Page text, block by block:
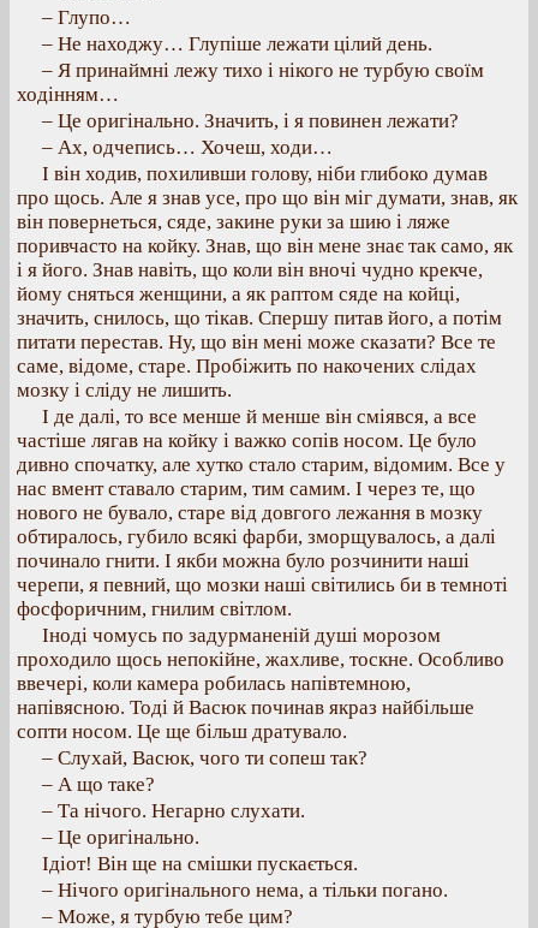
– Глупо…
– Не находжу… Глупіше лежати цілий день.
– Я принаймні лежу тихо і нікого не турбую своїм
ходінням…
– Це оригінально. Значить, і я повинен лежати?
– Ах, одчепись… Хочеш, ходи…
І він ходив, похиливши голову, ніби глибоко думав
про щось. Але я знав усе, про що він міг думати, знав, як
він повернеться, сяде, закине руки за шию і ляже
поривчасто на койку. Знав, що він мене знає так само, як
і я його. Знав навіть, що коли він вночі чудно крекче,
йому сняться женщини, а як раптом сяде на койці,
значить, снилось, що тікав. Спершу питав його, а потім
питати перестав. Ну, що він мені може сказати? Все те
саме, відоме, старе. Пробіжить по накочених слідах
мозку і сліду не лишить.
І де далі, то все менше й менше він сміявся, а все
частіше лягав на койку і важко сопів носом. Це було
дивно спочатку, але хутко стало старим, відомим. Все у
нас вмент ставало старим, тим самим. І через те, що
нового не бувало, старе від довгого лежання в мозку
обтиралось, губило всякі фарби, зморщувалось, а далі
починало гнити. І якби можна було розчинити наші
черепи, я певний, що мозки наші світились би в темноті
фосфоричним, гнилим світлом.
Іноді чомусь по задурманеній душі морозом
проходило щось непокійне, жахливе, тоскне. Особливо
ввечері, коли камера робилась напівтемною,
напівясною. Тоді й Васюк починав якраз найбільше
сопти носом. Це ще більш дратувало.
– Слухай, Васюк, чого ти сопеш так?
– А що таке?
– Та нічого. Негарно слухати.
– Це оригінально.
Ідіот! Він ще на смішки пускається.
– Нічого оригінального нема, а тільки погано.
– Може, я турбую тебе цим?